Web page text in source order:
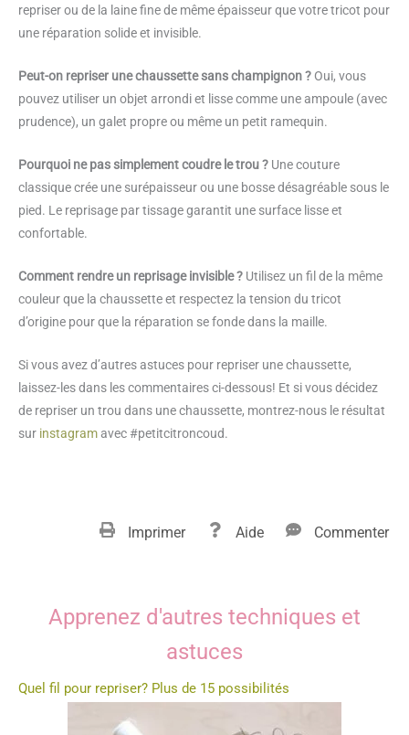
repriser ou de la laine fine de même épaisseur que votre tricot pour
une réparation solide et invisible.
Peut-on repriser une chaussette sans champignon ? Oui, vous
pouvez utiliser un objet arrondi et lisse comme une ampoule (avec
prudence), un galet propre ou même un petit ramequin.
Pourquoi ne pas simplement coudre le trou ? Une couture
classique crée une surépaisseur ou une bosse désagréable sous le
pied. Le reprisage par tissage garantit une surface lisse et
confortable.
Comment rendre un reprisage invisible ? Utilisez un fil de la même
couleur que la chaussette et respectez la tension du tricot
d’origine pour que la réparation se fonde dans la maille.
Si vous avez d’autres astuces pour repriser une chaussette,
laissez-les dans les commentaires ci-dessous! Et si vous décidez
de repriser un trou dans une chaussette, montrez-nous le résultat
sur instagramavec #petitcitroncoud.
Imprimer Aide Commenter
Apprenez d'autres techniques et
astuces
Quel fil pour repriser? Plus de 15 possibilités